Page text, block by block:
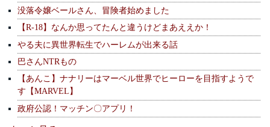
没落令嬢ベールさん、冒険者始めました
【R-18】なんか思ってたんと違うけどまあええか！
やる夫に異世界転生でハーレムが出来る話
巴さんNTRもの
【あんこ】ナナリーはマーベル世界でヒーローを目指すようで
す【MARVEL】
政府公認！マッチン〇アプリ！